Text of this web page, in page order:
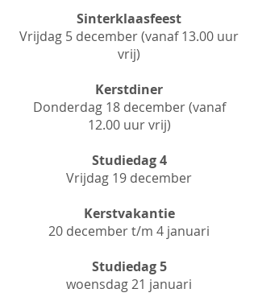
Sinterklaasfeest
Vrijdag 5 december (vanaf 13.00 uur
vrij)
Kerstdiner
Donderdag 18 december (vanaf
12.00 uur vrij)
Studiedag 4
Vrijdag 19 december
Kerstvakantie
20 december t/m 4 januari
Studiedag 5
woensdag 21 januari